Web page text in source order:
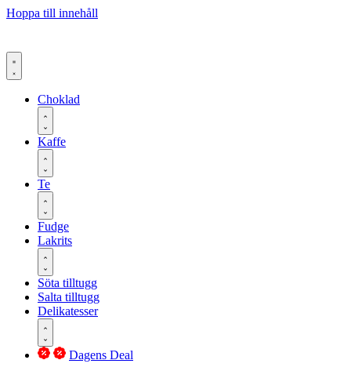
Hoppa till innehåll
Choklad
Kaffe
Te
Fudge
Lakrits
Söta tilltugg
Salta tilltugg
Delikatesser
Dagens Deal